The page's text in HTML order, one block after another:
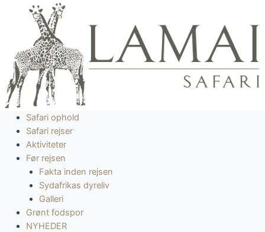
Safari ophold
Safari rejser
Aktiviteter
Før rejsen
Fakta inden rejsen
Sydafrikas dyreliv
Galleri
Grønt fodspor
NYHEDER